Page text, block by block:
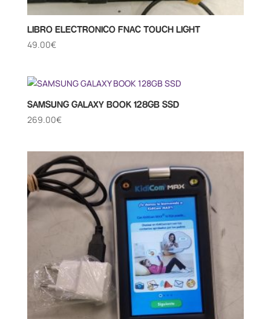
LIBRO ELECTRONICO FNAC TOUCH LIGHT
49.00€
SAMSUNG GALAXY BOOK 128GB SSD
269.00€